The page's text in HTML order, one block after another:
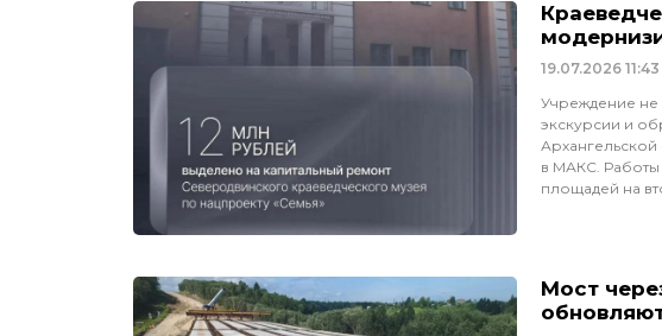
19.07.2026 11:43
Учреждение не
экскурсии и
в МАКС. Работы
площадей на
Мост